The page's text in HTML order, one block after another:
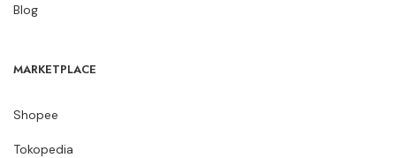
Blog
MARKETPLACE
Shopee
Tokopedia